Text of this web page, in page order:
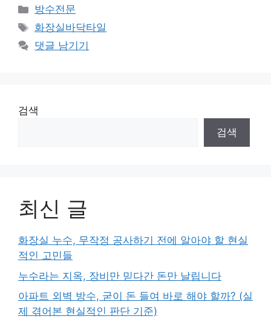
카
테
리
방수전문
태
그
화장실바닥타일
댓글 남기기
검색
검색
최신 글
화장실 누수, 무작정 공사하기 전에 알아야 할 현실
적인 고민들
누수라는 지옥, 장비만 믿다간 돈만 날립니다
아파트 외벽 방수, 굳이 돈 들여 바로 해야 할까? (실
제 겪어본 현실적인 판단 기준)